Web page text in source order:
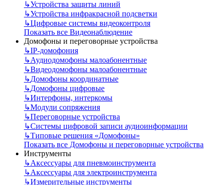
↳Устройства защиты линий
↳Устройства инфракрасной подсветки
↳Цифровые системы видеоконтроля
Показать все Видеонаблюдение
Домофоны и переговорные устройства
↳IP-домофония
↳Аудиодомофоны малоабонентные
↳Видеодомофоны малоабонентные
↳Домофоны координатные
↳Домофоны цифровые
↳Интерфоны, интеркомы
↳Модули сопряжения
↳Переговорные устройства
↳Системы цифровой записи аудиоинформации
↳Типовые решения «Домофоны»
Показать все Домофоны и переговорные устройства
Инструменты
↳Аксессуары для пневмоинструмента
↳Аксессуары для электроинструмента
↳Измерительные инструменты